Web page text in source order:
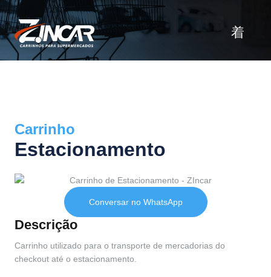
Carrinho
Estacionamento
Descrição
Carrinho utilizado para o transporte de mercadorias do
checkout até o estacionamento.
Conversar no WhatsApp